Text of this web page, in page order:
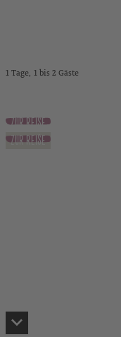
1 Tage 1 bis 2 Gäste
ZUR REISE
ZUR REISE